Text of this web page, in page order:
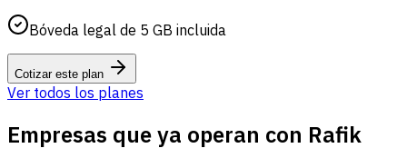
Bóveda legal de 5 GB incluida
Cotizar este plan
Ver todos los planes
Empresas que ya operan con Rafik